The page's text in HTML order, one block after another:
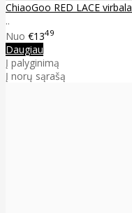
ChiaoGoo RED LACE
..
Nuo €1349
Daugiau
Į palyginimą
Į norų sąrašą